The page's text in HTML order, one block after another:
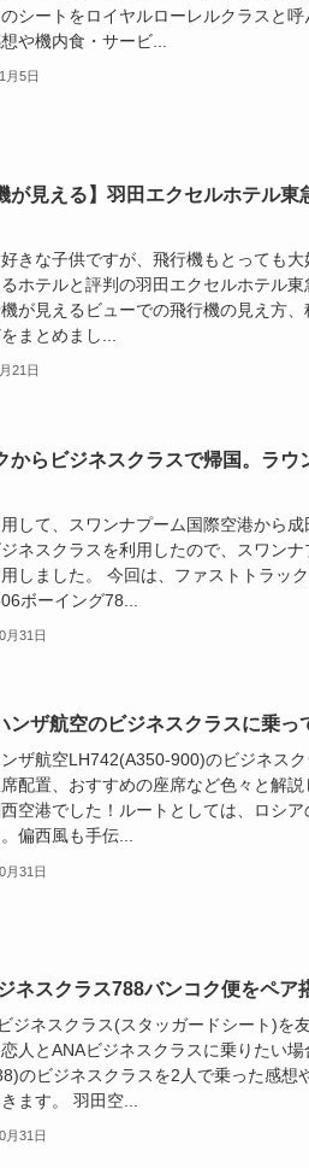
シートをロイヤルローレルクラスと
や機内食・サービ...
月5日
が見える】羽田エクセルホテル
きな子供ですが、飛行機もとっても
ホテルと評判の羽田エクセルホテル
が見えるビューでの飛行機の見え方
まとめまし...
21日
からビジネスクラスで帰国。ラウ
して、スワンナプーム国際空港から
ネスクラスを利用したので、スワン
しました。 今回は、ファストトラッ
ボーイング78...
月31日
ンザ航空のビジネスクラスに乗
ザ航空LH742(A350-900)のビジネス
配置、おすすめの座席など色々と解
空港でした！ルートとしては、ロシ
偏西風も手伝...
月31日
ネスクラス788バンコク便をペア
ジネスクラス(スタッガードシート)を
人とANAビジネスクラスに乗りたい
のビジネスクラスを2人で乗った感想
ます。 羽田空...
月31日